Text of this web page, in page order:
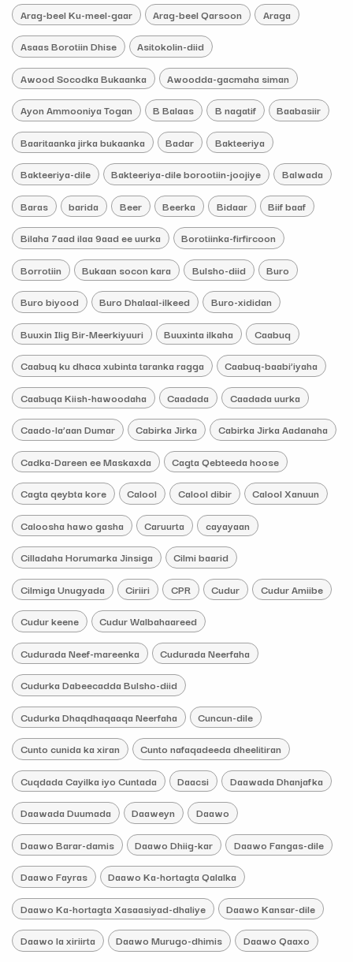
Arag-beel Ku-meel-gaar Arag-beel Qarsoon Araga
Asaas Borotiin Dhise Asitokolin-diid
Awood Socodka Bukaanka Awoodda-gacmaha siman
Ayon Ammooniya Togan B Balaas B nagatif Baabasiir
Baaritaanka jirka bukaanka Badar Bakteeriya
Bakteeriya-dile Bakteeriya-dile borootiin-joojiye Balwada
Baras barida Beer Beerka Bidaar Biif baaf
Bilaha 7aad ilaa 9aad ee uurka Borotiinka-firfircoon
Borrotiin Bukaan socon kara Bulsho-diid Buro
Buro biyood Buro Dhalaal-ilkeed Buro-xididan
Buuxin Ilig Bir-Meerkiyuuri Buuxinta ilkaha Caabuq
Caabuq ku dhaca xubinta taranka ragga Caabuq-baabi’iyaha
Caabuqa Kiish-hawoodaha Caadada Caadada uurka
Caado-la’aan Dumar Cabirka Jirka Cabirka Jirka Aadanaha
Cadka-Dareen ee Maskaxda Cagta Qebteeda hoose
Cagta qeybta kore Calool Calool dibir Calool Xanuun
Caloosha hawo gasha Caruurta cayayaan
Cilladaha Horumarka Jinsiga Cilmi baarid
Cilmiga Unugyada Ciriiri CPR Cudur Cudur Amiibe
Cudur keene Cudur Walbahaareed
Cudurada Neef-mareenka Cudurada Neerfaha
Cudurka Dabeecadda Bulsho-diid
Cudurka Dhaqdhaqaaqa Neerfaha Cuncun-dile
Cunto cunida ka xiran Cunto nafaqadeeda dheelitiran
Cuqdada Cayilka iyo Cuntada Daacsi Daawada Dhanjafka
Daawada Duumada Daaweyn Daawo
Daawo Barar-damis Daawo Dhiig-kar Daawo Fangas-dile
Daawo Fayras Daawo Ka-hortagta Qalalka
Daawo Ka-hortagta Xasaasiyad-dhaliye Daawo Kansar-dile
Daawo la xiriirta Daawo Murugo-dhimis Daawo Qaaxo